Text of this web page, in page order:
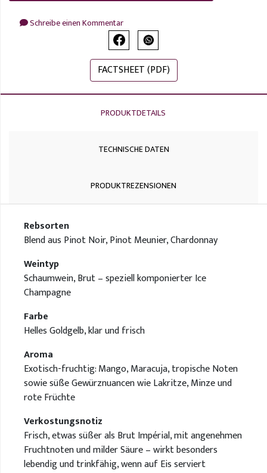
Schreibe einen Kommentar
FACTSHEET (PDF)
PRODUKTDETAILS
TECHNISCHE DATEN
PRODUKTREZENSIONEN
Rebsorten
Blend aus Pinot Noir, Pinot Meunier, Chardonnay
Weintyp
Schaumwein, Brut – speziell komponierter Ice
Champagne
Farbe
Helles Goldgelb, klar und frisch
Aroma
Exotisch-fruchtig: Mango, Maracuja, tropische Noten
sowie süße Gewürznuancen wie Lakritze, Minze und
rote Früchte
Verkostungsnotiz
Frisch, etwas süßer als Brut Impérial, mit angenehmen
Fruchtnoten und milder Säure – wirkt besonders
lebendig und trinkfähig, wenn auf Eis serviert